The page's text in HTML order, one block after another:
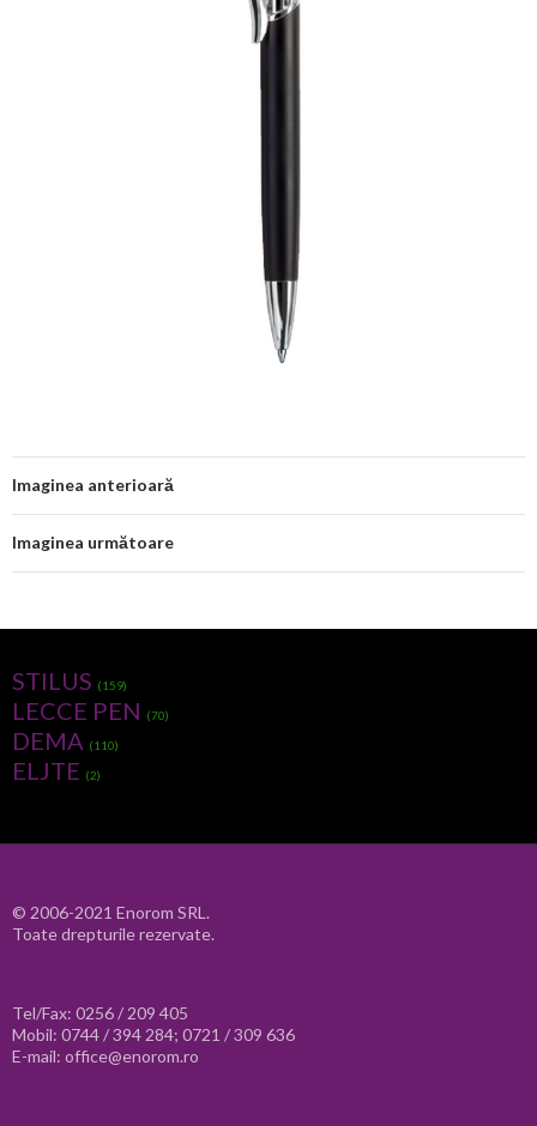
Imaginea anterioară
Imaginea următoare
STILUS (159)
LECCE PEN (70)
DEMA (110)
ELJTE (2)
© 2006-2021 Enorom SRL.
Toate drepturile rezervate.
Tel/Fax: 0256 / 209 405
Mobil: 0744 / 394 284; 0721 / 309 636
E-mail: office@enorom.ro